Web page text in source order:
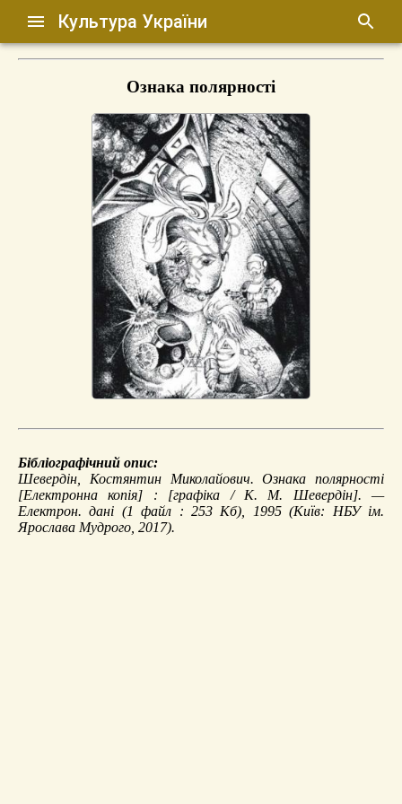
Культура України
Ознака полярності
Бібліографічний опис:
Шевердін, Костянтин Миколайович.Ознака полярності
[Електронна копія] : [графіка / К. М. Шевердін]. —
Електрон. дані (1 файл : 253 Кб), 1995 (Київ: НБУ ім.
Ярослава Мудрого, 2017).